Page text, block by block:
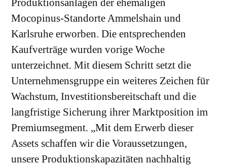
Produktionsanlagen der ehemaligen
Mocopinus-Standorte Ammelshain und
Karlsruhe erworben. Die entsprechenden
Kaufverträge wurden vorige Woche
unterzeichnet. Mit diesem Schritt setzt die
Unternehmensgruppe ein weiteres Zeichen für
Wachstum, Investitionsbereitschaft und die
langfristige Sicherung ihrer Marktposition im
Premiumsegment. „Mit dem Erwerb dieser
Assets schaffen wir die Voraussetzungen,
unsere Produktionskapazitäten nachhaltig